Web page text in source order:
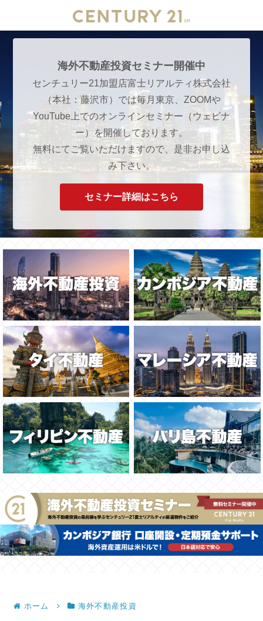
海外不動産投資セミナー開催中
センチュリー21加盟店富士リアルティ株式会社
（本社：藤沢市）では毎月東京、ZOOMや
YouTube上でのオンラインセミナー（ウェビナ
ー）を開催しております。
無料にてご覧いただけますので、是非お申し込
み下さい。
セミナー詳細はこちら
ホーム 海外不動産投資